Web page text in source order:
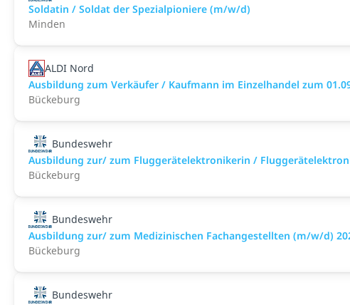
Soldatin / Soldat der Spezialpioniere (m/w/d)
Minden
ALDI Nord
Ausbildung zum Verkäufer / Kaufmann im Einzelhandel zum
Bückeburg
Bundeswehr
Ausbildung zur/ zum Fluggerätelektronikerin /
Bückeburg
Bundeswehr
Ausbildung zur/ zum Medizinischen Fachangestellten (m/w/d)
Bückeburg
Bundeswehr